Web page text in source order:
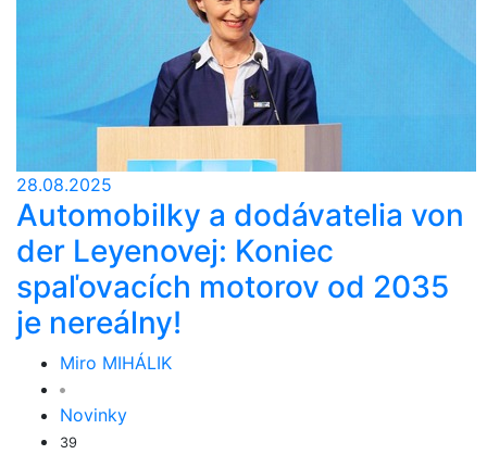
28.08.2025
Automobilky a dodávatelia von
der Leyenovej: Koniec
spaľovacích motorov od 2035
je nereálny!
Miro MIHÁLIK
Novinky
39